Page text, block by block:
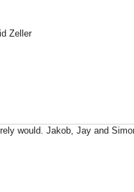
Zeller
would. Jakob, Jay and